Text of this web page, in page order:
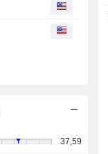
37,59